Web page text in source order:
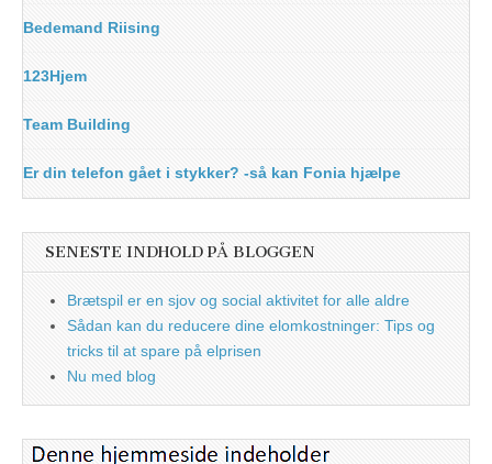
Bedemand Riising
123Hjem
Team Building
Er din telefon gået i stykker? -så kan Fonia hjælpe
SENESTE INDHOLD PÅ BLOGGEN
Brætspil er en sjov og social aktivitet for alle aldre
Sådan kan du reducere dine elomkostninger: Tips og
tricks til at spare på elprisen
Nu med blog